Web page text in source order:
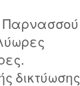
Παρνασσού
δικτύωσης